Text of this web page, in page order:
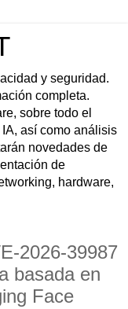
y seguridad.
completa.
sobre todo el
así como análisis
novedades de
de
hardware,
2026-39987
basada en
Face